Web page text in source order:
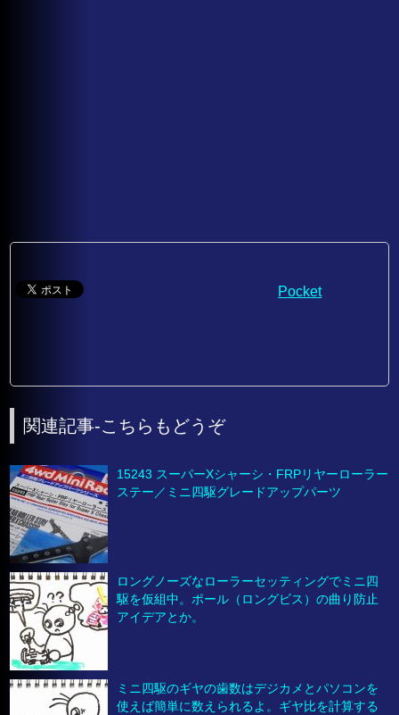
Pocket
関連記事-こちらもどうぞ
15243 スーパーXシャーシ・FRPリヤーローラー
ステー／ミニ四駆グレードアップパーツ
ロングノーズなローラーセッティングでミニ四
駆を仮組中。ポール（ロングビス）の曲り防止
アイデアとか。
ミニ四駆のギヤの歯数はデジカメとパソコンを
使えば簡単に数えられるよ。ギヤ比を計算する